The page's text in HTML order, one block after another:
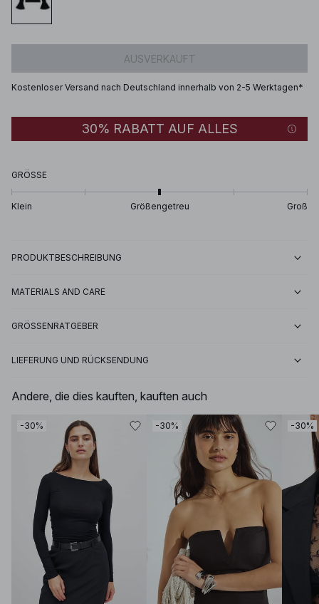
AUSVERKAUFT
Kostenloser Versand nach Deutschland innerhalb von 2-5 Werktagen*
30% RABATT AUF ALLES
GRÖSSE
Klein Größengetreu Groß
PRODUKTBESCHREIBUNG
MATERIALS AND CARE
GRÖSSENRATGEBER
LIEFERUNG UND RÜCKSENDUNG
Andere, die dies kauften, kauften auch
-30% -30% -30%